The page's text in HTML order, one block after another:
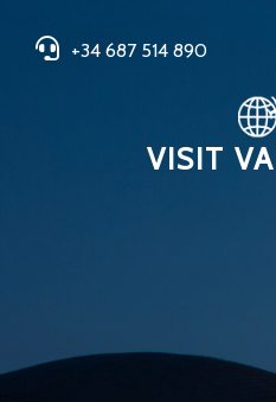
+34 687 514 890
VISIT